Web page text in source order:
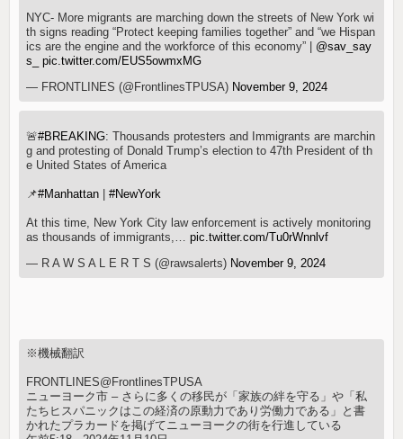
NYC- More migrants are marching down the streets of New York wi
th signs reading “Protect keeping families together” and “we Hispan
ics are the engine and the workforce of this economy” | @sav_say
s_
pic.twitter.com/EUS5owmxMG
— FRONTLINES (@FrontlinesTPUSA) November 9, 2024
🚨#BREAKING: Thousands protesters and Immigrants are marchin
g and protesting of Donald Trump’s election to 47th President of th
e United States of America
📌#Manhattan |#NewYork
At this time, New York City law enforcement is actively monitoring
as thousands of immigrants,…pic.twitter.com/Tu0rWnnlvf
— R A W S A L E R T S (@rawsalerts) November 9, 2024
※機械翻訳
FRONTLINES@FrontlinesTPUSA
ニューヨーク市 – さらに多くの移民が「家族の絆を守る」や「私
たちヒスパニックはこの経済の原動力であり労働力である」と書
かれたプラカードを掲げてニューヨークの街を行進している